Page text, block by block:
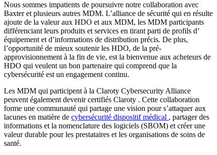
Nous sommes impatients de poursuivre notre collaboration avec
Baxter et plusieurs autres MDM. L’alliance de sécurité qui en résulte
ajoute de la valeur aux HDO et aux MDM, les MDM participants
différenciant leurs produits et services en tirant parti de profils d’
équipement et d’informations de distribution précis. De plus,
l’opportunité de mieux soutenir les HDO, de la pré-
approvisionnement à la fin de vie, est la bienvenue aux acheteurs de
HDO qui veulent un bon partenaire qui comprend que la
cybersécurité est un engagement continu.
Les MDM qui participent à la Claroty Cybersecurity Alliance
peuvent également devenir certifiés Claroty . Cette collaboration
forme une communauté qui partage une vision pour s’attaquer aux
lacunes en matière de cybersécurité dispositif médical , partager des
informations et la nomenclature des logiciels (SBOM) et créer une
valeur durable pour les prestataires et les organisations de soins de
santé.